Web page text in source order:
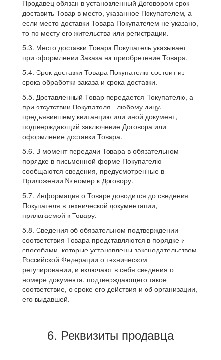
Продавец обязан в установленный Договором срок
доставить Товар в место, указанное Покупателем, а
если место доставки Товара Покупателем не указано,
то по месту его жительства или регистрации.
5.3. Место доставки Товара Покупатель указывает
при оформлении Заказа на приобретение Товара.
5.4. Срок доставки Товара Покупателю состоит из
срока обработки заказа и срока доставки.
5.5. Доставленный Товар передается Покупателю, а
при отсутствии Покупателя - любому лицу,
предъявившему квитанцию или иной документ,
подтверждающий заключение Договора или
оформление доставки Товара.
5.6. В момент передачи Товара в обязательном
порядке в письменной форме Покупателю
сообщаются сведения, предусмотренные в
Приложении № номер к Договору.
5.7. Информация о Товаре доводится до сведения
Покупателя в технической документации,
прилагаемой к Товару.
5.8. Сведения об обязательном подтверждении
соответствия Товара представляются в порядке и
способами, которые установлены законодательством
Российской Федерации о техническом
регулировании, и включают в себя сведения о
номере документа, подтверждающего такое
соответствие, о сроке его действия и об организации,
его выдавшей.
6. Реквизиты продавца